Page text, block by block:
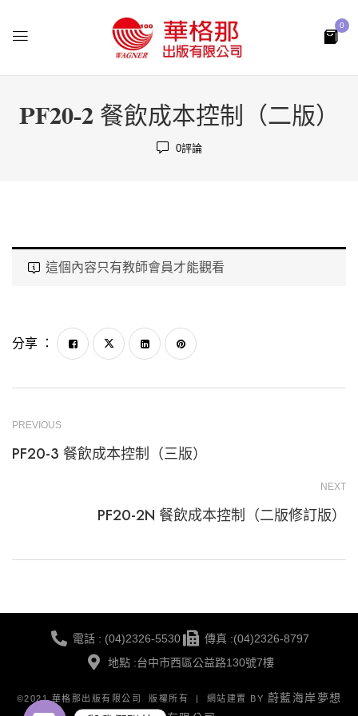
0
PF20-2 餐飲成本控制（二版）
0評論
這個內容只有教師會員才能觀看
分享 ：
PREVIOUS
PF20-3 餐飲成本控制（三版）
NEXT
PF20-2N 餐飲成本控制（二版修訂版）
電話 : (04)2326-5530
傳真 :(04)2326-8797
地點 :台中市西區公益路130號7樓
©2021 華格那出版有限公司 版權所有 | 網站建置 BY 蔚藍海岸夢想